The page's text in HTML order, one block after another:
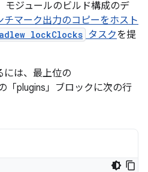
モジュールのビルド構成のデ
チマーク出力のコピーをホスト
lockClocks タスクを提
には、最上位の
「plugins」ブロックに次の行